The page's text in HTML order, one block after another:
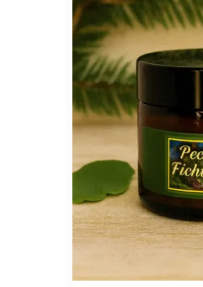
auf
der
Produktseite
gewählt
werden